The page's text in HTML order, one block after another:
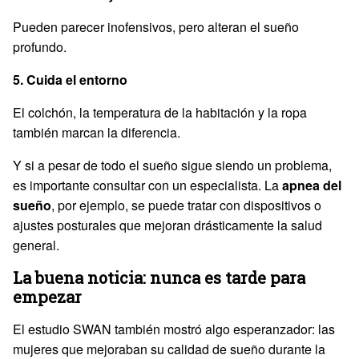
Pueden parecer inofensivos, pero alteran el sueño
profundo.
5. Cuida el entorno
El colchón, la temperatura de la habitación y la ropa
también marcan la diferencia.
Y si a pesar de todo el sueño sigue siendo un problema,
es importante consultar con un especialista. Laapnea del
sueño, por ejemplo, se puede tratar con dispositivos o
ajustes posturales que mejoran drásticamente la salud
general.
La buena noticia: nunca es tarde para
empezar
El estudio SWAN también mostró algo esperanzador: las
mujeres que mejoraban su calidad de sueño durante la